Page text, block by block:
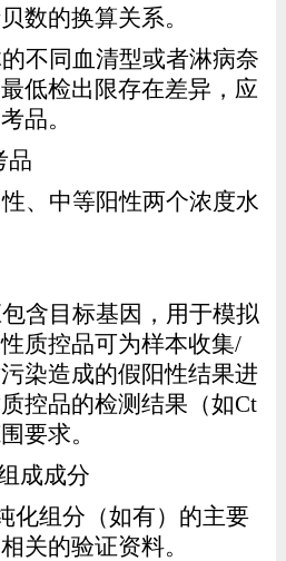
数的换算关系。
不同血清型或者淋病奈
低检出限存在差异，应
品。
品
、中等阳性两个浓度水
含目标基因，用于模拟
质控品可为样本收集/
染造成的假阳性结果进
控品的检测结果（如Ct
要求。
成成分
化组分（如有）的主要
关的验证资料。